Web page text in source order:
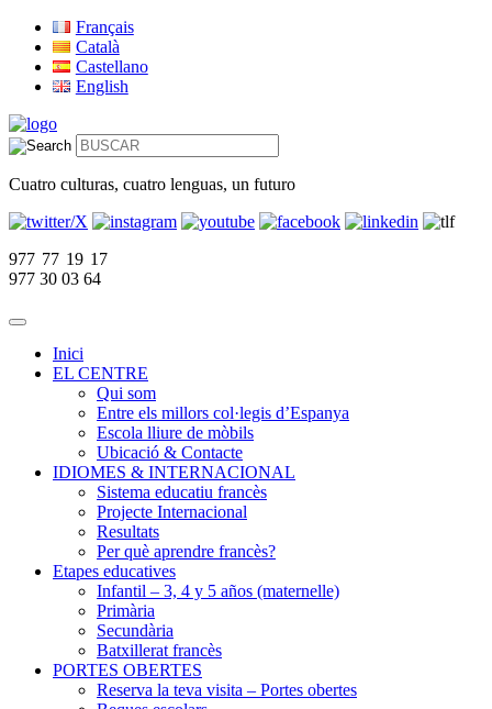
Français
Català
Castellano
English
Cuatro culturas, cuatro lenguas, un futuro
977 77 19 17
977 30 03 64
Inici
EL CENTRE
Qui som
Entre els millors col·legis d’Espanya
Escola lliure de mòbils
Ubicació & Contacte
IDIOMES & INTERNACIONAL
Sistema educatiu francès
Projecte Internacional
Resultats
Per què aprendre francès?
Etapes educatives
Infantil – 3, 4 y 5 años (maternelle)
Primària
Secundària
Batxillerat francès
PORTES OBERTES
Reserva la teva visita – Portes obertes